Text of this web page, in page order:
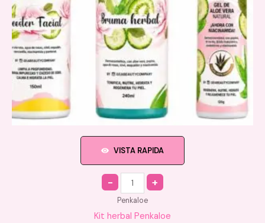
VISTA RAPIDA
Quantity
Penkaloe
Kit herbal Penkaloe